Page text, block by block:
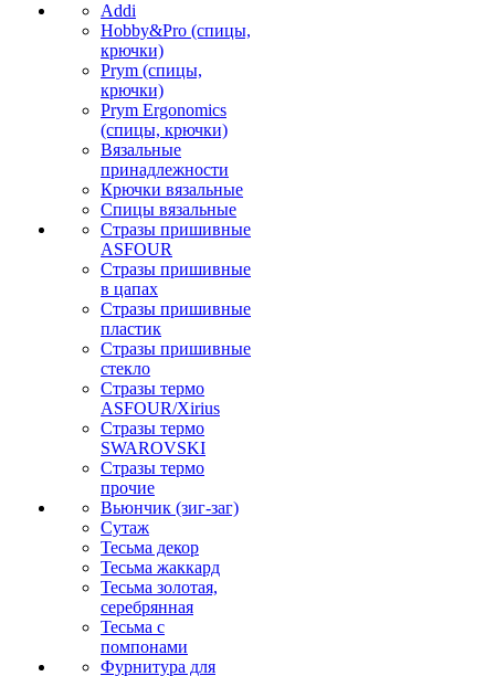
Addi
Hobby&Pro (спицы,
крючки)
Prym (спицы,
крючки)
Prym Ergonomics
(спицы, крючки)
Вязальные
принадлежности
Крючки вязальные
Спицы вязальные
Стразы пришивные
ASFOUR
Стразы пришивные
в цапах
Стразы пришивные
пластик
Стразы пришивные
стекло
Стразы термо
ASFOUR/Xirius
Стразы термо
SWAROVSKI
Стразы термо
прочие
Вьюнчик (зиг-заг)
Сутаж
Тесьма декор
Тесьма жаккард
Тесьма золотая,
серебрянная
Тесьма с
помпонами
Фурнитура для